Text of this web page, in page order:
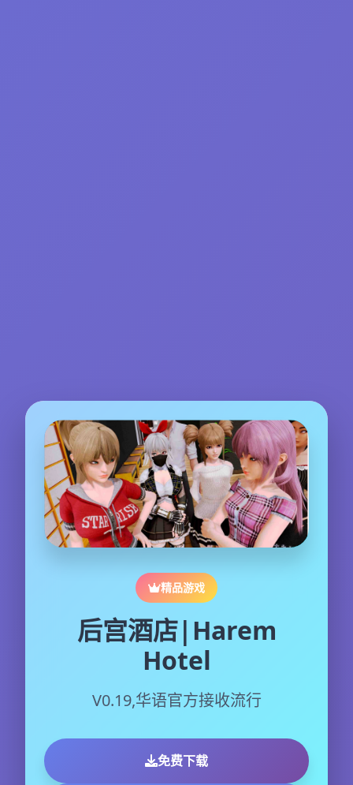
精品游戏
后宫酒店|Harem
Hotel
V0.19,华语官方接收流行
免费下载